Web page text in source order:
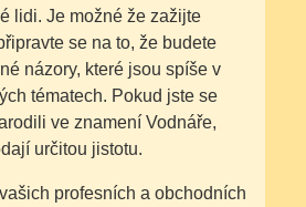
lidi. Je možné že zažijte
se na to, že budete
názory, které jsou spíše v
tématech. Pokud jste se
ve znamení Vodnáře,
určitou jistotu.
profesních a obchodních